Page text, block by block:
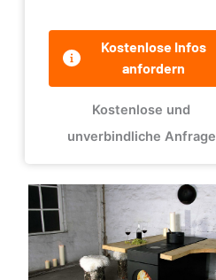
Kostenlose Infos
anfordern
Kostenlose und
unverbindliche Anfrage